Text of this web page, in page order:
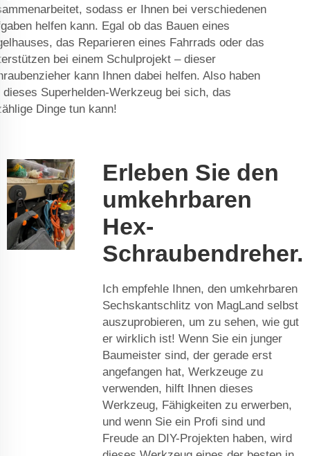
sodass er Ihnen bei verschiedenen
helfen kann. Egal ob das Bauen eines
das Reparieren eines Fahrrads oder das
bei einem Schulprojekt – dieser
kann Ihnen dabei helfen. Also haben
dieses Superhelden-Werkzeug bei sich, das
Dinge tun kann!
Erleben Sie den
umkehrbaren
Hex-
Schraubendreher.
Ich empfehle Ihnen, den umkehrbaren
Sechskantschlitz von MagLand selbst
auszuprobieren, um zu sehen, wie gut
er wirklich ist! Wenn Sie ein junger
Baumeister sind, der gerade erst
angefangen hat, Werkzeuge zu
verwenden, hilft Ihnen dieses
Werkzeug, Fähigkeiten zu erwerben,
und wenn Sie ein Profi sind und
Freude an DIY-Projekten haben, wird